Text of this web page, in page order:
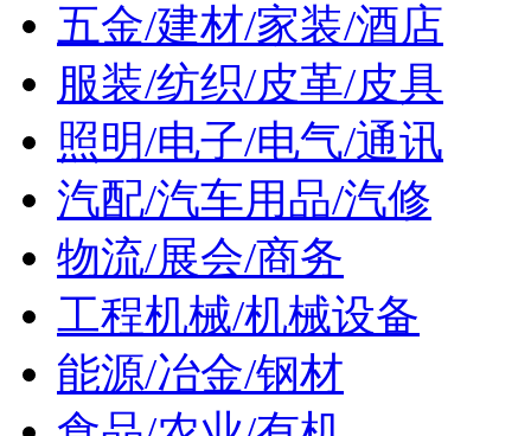
五金/建材/家装/酒店
服装/纺织/皮革/皮具
照明/电子/电气/通讯
汽配/汽车用品/汽修
物流/展会/商务
工程机械/机械设备
能源/冶金/钢材